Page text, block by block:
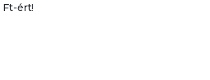
Ft-ért!